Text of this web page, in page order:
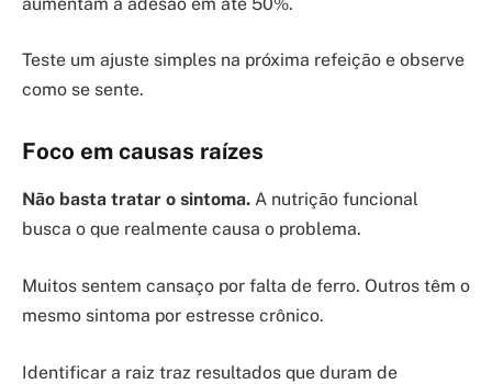
Teste um ajuste simples na próxima refeição e observe
como se sente.
Foco em causas raízes
Não basta tratar o sintoma. A nutrição funcional
busca o que realmente causa o problema.
Muitos sentem cansaço por falta de ferro. Outros têm o
mesmo sintoma por estresse crônico.
Identificar a raiz traz resultados que duram de